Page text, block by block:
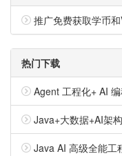
推广免费获取学币
热门下载
Agent 工程化+ AI 编
Java+大数据+AI架
Java AI 高级全能工